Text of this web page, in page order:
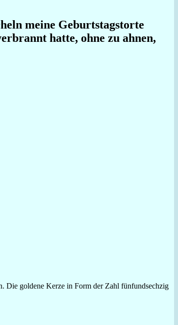
meine Geburtstagstorte
hatte, ohne zu ahnen,
Die goldene Kerze in Form der Zahl fünfundsechzig